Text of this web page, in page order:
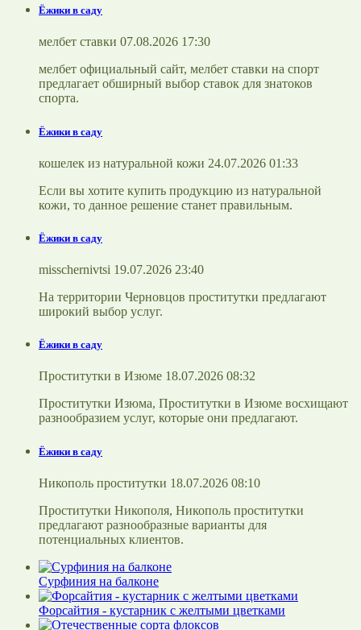
Ёжики в саду
мелбет ставки 07.08.2026 17:30
мелбет официальный сайт, мелбет ставки на спорт
предлагает обширный выбор ставок для знатоков
спорта.
Ёжики в саду
кошелек из натуральной кожи 24.07.2026 01:33
Если вы хотите купить продукцию из натуральной
кожи, то данное решение станет правильным.
Ёжики в саду
misschernivtsi 19.07.2026 23:40
На территории Черновцов проститутки предлагают
широкий выбор услуг.
Ёжики в саду
Проститутки в Изюме 18.07.2026 08:32
Проститутки Изюма, Проститутки в Изюме восхищают
разнообразием услуг, которые они предлагают.
Ёжики в саду
Никополь проститутки 18.07.2026 08:10
Проститутки Никополя, Никополь проститутки
предлагают разнообразные варианты для
потенциальных клиентов.
Сурфиния на балконе
Форсайтия - кустарник с желтыми цветками